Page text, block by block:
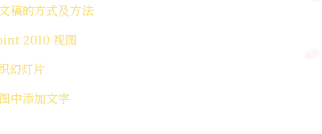
稿的方式及方法
2010 视图
幻灯片
中添加文字